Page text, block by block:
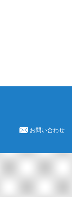
お問い合わせ